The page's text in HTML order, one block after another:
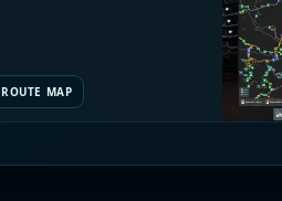
ROUTE MAP